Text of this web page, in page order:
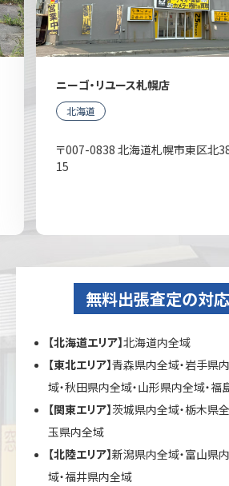
ニーゴ・リユース札幌店
北海道
〒007-0838 北海道札幌市東区北
15
無料出張査定の対
【北海道エリア】北海道内全域
【東北エリア】青森県内全域・岩手県
域・秋田県内全域・山形県内全域・
【関東エリア】茨城県内全域・栃木県
玉県内全域
【北陸エリア】新潟県内全域・富山県
域・福井県内全域